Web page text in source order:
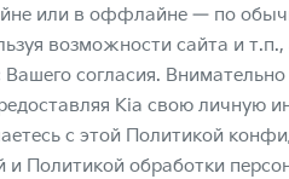
или в оффлайне — по
возможности сайта и
согласия.
Kia свою
с этой Политикой
и Политикой обработки